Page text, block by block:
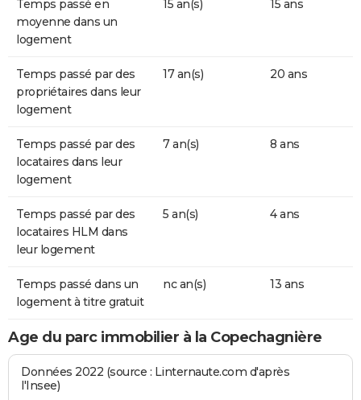
Temps passé en
moyenne dans un
logement
15 an(s) 15 ans
Temps passé par des
propriétaires dans leur
logement
17 an(s) 20 ans
Temps passé par des
locataires dans leur
logement
7 an(s) 8 ans
Temps passé par des
locataires HLM dans
leur logement
5 an(s) 4 ans
Temps passé dans un
logement à titre gratuit
nc an(s) 13 ans
Age du parc immobilier à la Copechagnière
Données 2022 (source : Linternaute.com d'après
l'Insee)